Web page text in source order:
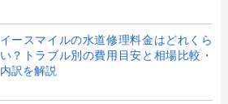
イースマイルの水道修理料金はどれくら
い？トラブル別の費用目安と相場比較・
内訳を解説